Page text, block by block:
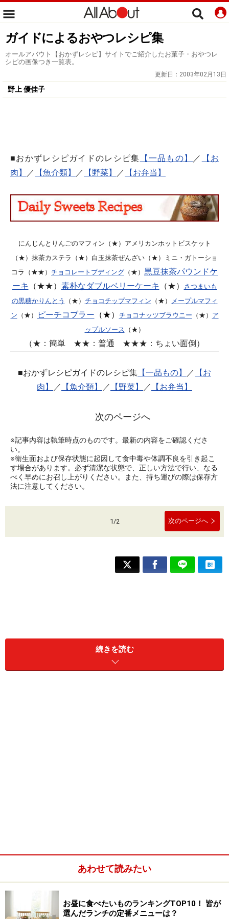
ガイドによるおやつレシピ集
オールアバウト【おかずレシピ】サイトでご紹介したお菓子・おやつレ
シピの画像つき一覧表。
更新日： 2003年02月13日
野上 優佳子
■おかずレシピガイドのレシピ集 【一品もの】 ／
【お
肉】
／ 【魚介類】 ／ 【野菜】 ／ 【お弁当】
にんじんとりんごのマフィン（★） アメリカンホットビスケット
（★） 抹茶カステラ（★） 白玉抹茶ぜんざい（★）
ミニ・ガトーショ
コラ（★★） チョコレートプディング （★） 黒豆抹茶パウンドケ
ーキ （★★） 素朴なダブルベリーケーキ （★）
さつまいも
の黒糖かりんとう
（★） チョコチップマフィン （★）
メープルマフィ
ン （★） ピーチコブラー （★） チョコナッツブラウニー （★） ア
ップルソース （★）
（★：簡単 ★★：普通 ★★★：ちょい面倒）
■おかずレシピガイドのレシピ集 【一品もの】 ／
【お
肉】
／ 【魚介類】 ／ 【野菜】 ／ 【お弁当】
次のページへ
※記事内容は執筆時点のものです。最新の内容をご確認くださ
い。
※衛生面および保存状態に起因して食中毒や体調不良を引き起こ
す場合があります。必ず清潔な状態で、正しい方法で行い、なる
べく早めにお召し上がりください。また、持ち運びの際は保存方
法に注意してください。
1 /2 次のページへ
続きを読む
あわせて読みたい
お昼に食べたいものランキングTOP10！ 皆が
選んだランチの定番メニューは？